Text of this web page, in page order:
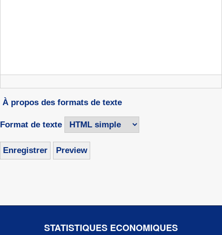
À propos des formats de texte
Format de texte
STATISTIQUES ECONOMIQUES